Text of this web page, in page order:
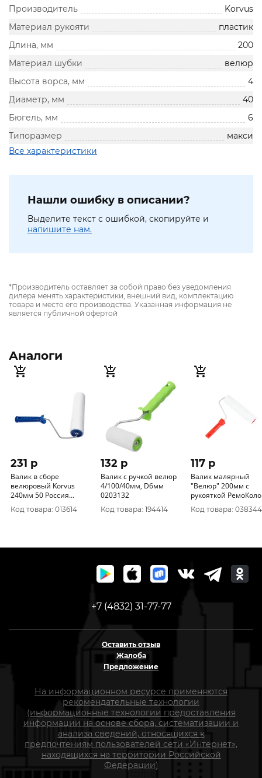
Производитель
Korvus
Материал рукояти
пластик
Длина, мм
200
Материал шубки
велюр
Высота ворса, мм
4
Диаметр, мм
40
Бюгель, мм
6
Типоразмер
макси
Все характеристики
Нашли ошибку в описании?
Выделите текст с ошибкой, скопируйте и
напишите нам.
*Производитель оставляет за собой право без уведомления
дилера менять характеристики, внешний вид, комплектацию
товара и место его производства. Указанная информация не
является публичной офертой
Аналоги
231 p
Валик в сборе
велюровый Korvus
240мм 50 Россия
0306200
Код товара: 013614
132 p
Валик с ручкой велюр
4/100/40мм, D6мм
0203132
Код товара: 194414
117 p
Валик малярный
"Велюр" 200мм с
рукояткой РемоКолор
04-2-305
Код товара: 038344
+7 (4832) 31-77-77
Оставить отзыв
Жалоба
Предложение
На информационном ресурсе применяются
рекомендательные технологии
(информационные технологии предоставления
информации на основе сбора, систематизации и
анализа сведений, относящихся к
предпочтениям пользователей сети «Интернет»,
находящихся на территории Российской
Федерации)